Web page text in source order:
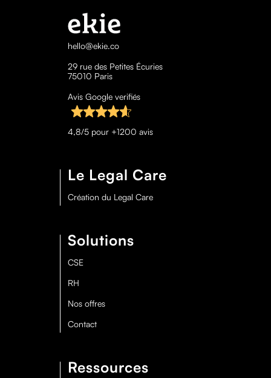
hello@ekie.co
29 rue des Petites Écuries
75010 Paris
Avis Google verifiés
4,8/5 pour +1200 avis
Le Legal Care
Création du Legal Care
Solutions
CSE
RH
Nos offres
Contact
Ressources